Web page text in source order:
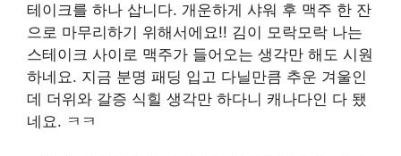
테이크를 하나 삽니다. 개운하게 샤워 후 맥주 한 잔
으로 마무리하기 위해서에요!! 김이 모락모락 나는
스테이크 사이로 맥주가 들어오는 생각만 해도 시원
하네요. 지금 분명 패딩 입고 다닐만큼 추운 겨울인
데 더위와 갈증 식힐 생각만 하다니 캐나다인 다 됐
네요. ㅋㅋ